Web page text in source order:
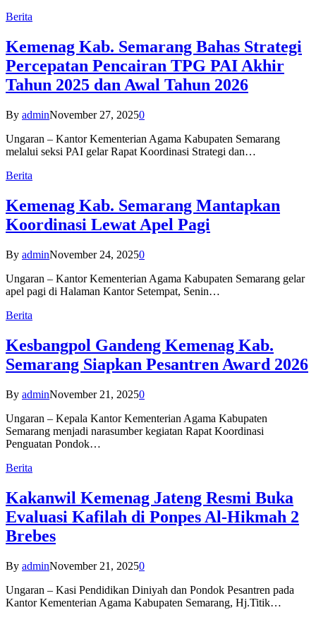
Berita
Kemenag Kab. Semarang Bahas Strategi
Percepatan Pencairan TPG PAI Akhir
Tahun 2025 dan Awal Tahun 2026
By adminNovember 27, 20250
Ungaran – Kantor Kementerian Agama Kabupaten Semarang
melalui seksi PAI gelar Rapat Koordinasi Strategi dan…
Berita
Kemenag Kab. Semarang Mantapkan
Koordinasi Lewat Apel Pagi
By adminNovember 24, 20250
Ungaran – Kantor Kementerian Agama Kabupaten Semarang gelar
apel pagi di Halaman Kantor Setempat, Senin…
Berita
Kesbangpol Gandeng Kemenag Kab.
Semarang Siapkan Pesantren Award 2026
By adminNovember 21, 20250
Ungaran – Kepala Kantor Kementerian Agama Kabupaten
Semarang menjadi narasumber kegiatan Rapat Koordinasi
Penguatan Pondok…
Berita
Kakanwil Kemenag Jateng Resmi Buka
Evaluasi Kafilah di Ponpes Al-Hikmah 2
Brebes
By adminNovember 21, 20250
Ungaran – Kasi Pendidikan Diniyah dan Pondok Pesantren pada
Kantor Kementerian Agama Kabupaten Semarang, Hj.Titik…